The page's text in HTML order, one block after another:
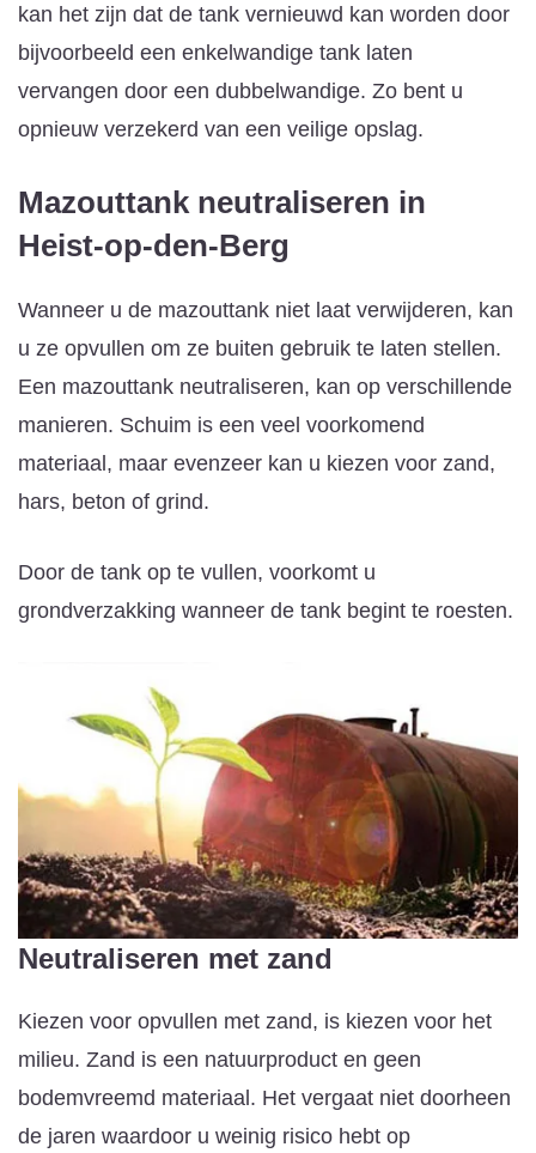
kan het zijn dat de tank vernieuwd kan worden door
bijvoorbeeld een enkelwandige tank laten
vervangen door een dubbelwandige. Zo bent u
opnieuw verzekerd van een veilige opslag.
Mazouttank neutraliseren in
Heist-op-den-Berg
Wanneer u de mazouttank niet laat verwijderen, kan
u ze opvullen om ze buiten gebruik te laten stellen.
Een mazouttank neutraliseren, kan op verschillende
manieren. Schuim is een veel voorkomend
materiaal, maar evenzeer kan u kiezen voor zand,
hars, beton of grind.
Door de tank op te vullen, voorkomt u
grondverzakking wanneer de tank begint te roesten.
Neutraliseren met zand
Kiezen voor opvullen met zand, is kiezen voor het
milieu. Zand is een natuurproduct en geen
bodemvreemd materiaal. Het vergaat niet doorheen
de jaren waardoor u weinig risico hebt op